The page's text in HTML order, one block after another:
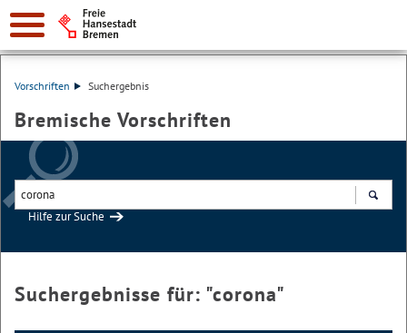
Vorschriften Suchergebnis
Bremische Vorschriften
Hilfe zur Suche
Suchergebnisse für: "corona"